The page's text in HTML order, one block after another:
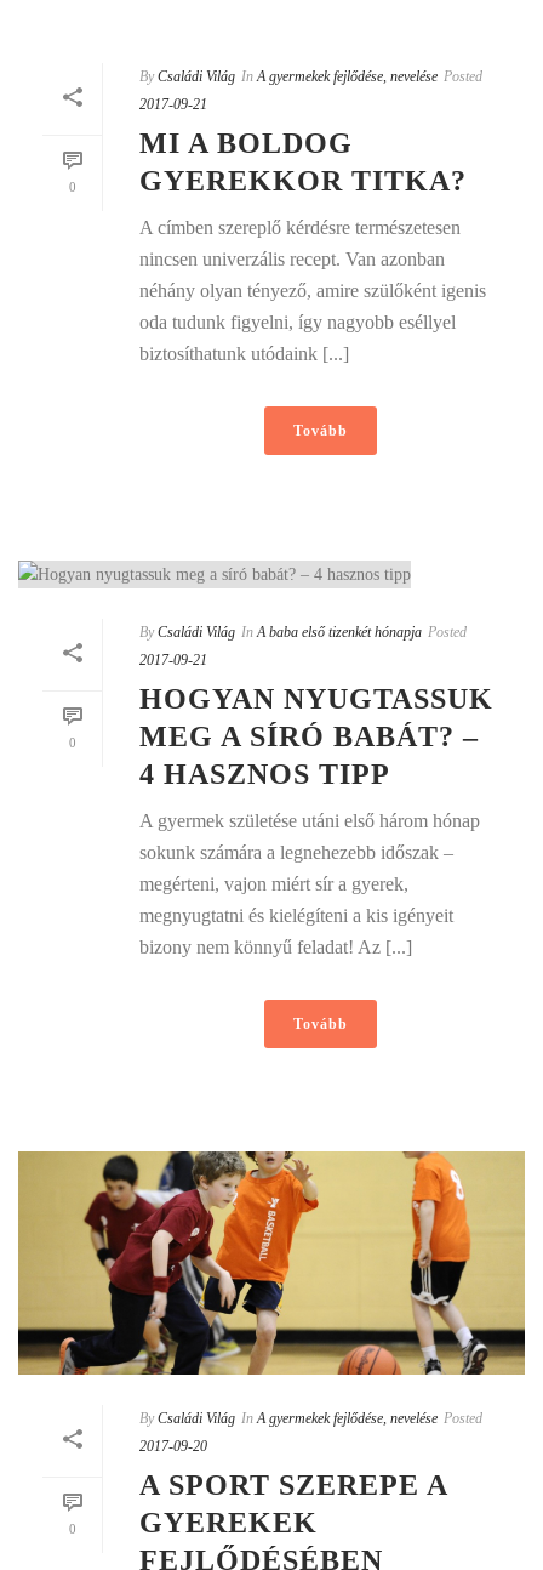
0
By Családi Világ In A gyermekek fejlődése, nevelése Posted
2017-09-21
MI A BOLDOG
GYEREKKOR TITKA?
A címben szereplő kérdésre természetesen
nincsen univerzális recept. Van azonban
néhány olyan tényező, amire szülőként igenis
oda tudunk figyelni, így nagyobb eséllyel
biztosíthatunk utódaink [...]
Tovább
0
By Családi Világ In A baba első tizenkét hónapja Posted
2017-09-21
HOGYAN NYUGTASSUK
MEG A SÍRÓ BABÁT? –
4 HASZNOS TIPP
A gyermek születése utáni első három hónap
sokunk számára a legnehezebb időszak –
megérteni, vajon miért sír a gyerek,
megnyugtatni és kielégíteni a kis igényeit
bizony nem könnyű feladat! Az [...]
Tovább
0
By Családi Világ In A gyermekek fejlődése, nevelése Posted
2017-09-20
A SPORT SZEREPE A
GYEREKEK
FEJLŐDÉSÉBEN